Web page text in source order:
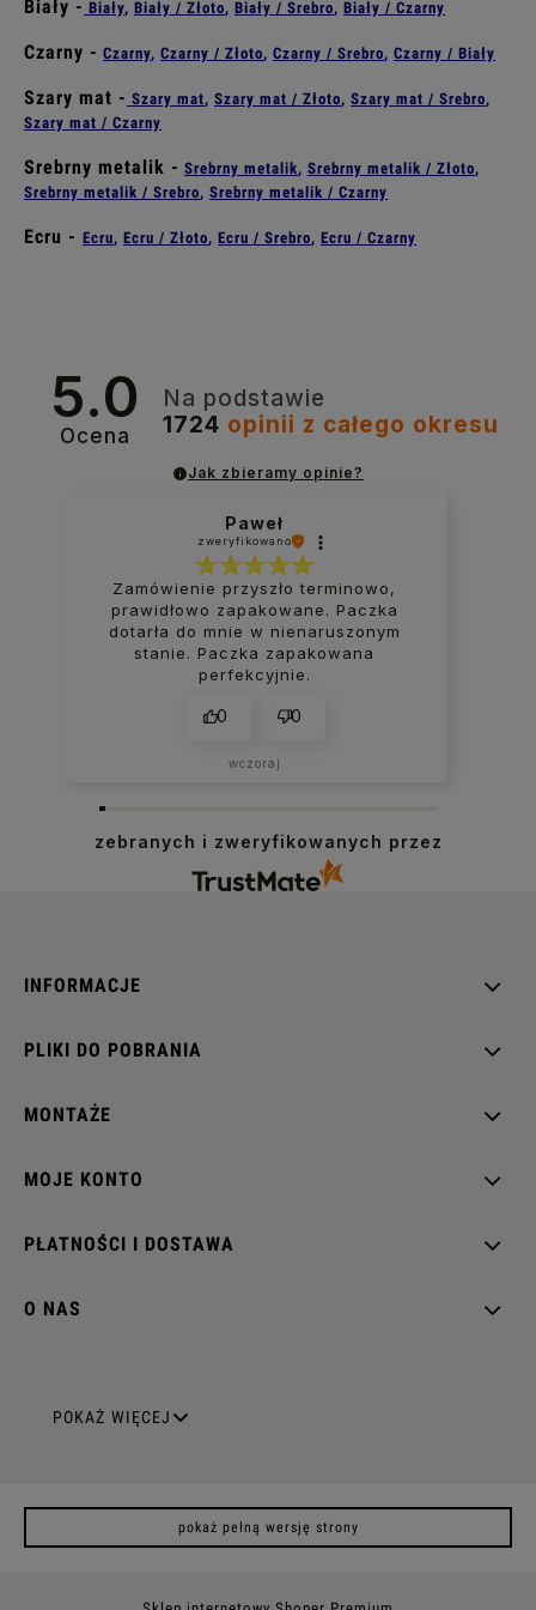
Biały - Biały, Biały / Złoto, Biały / Srebro, Biały / Czarny
Czarny - Czarny, Czarny / Złoto, Czarny / Srebro, Czarny / Biały
Szary mat - Szary mat, Szary mat / Złoto, Szary mat / Srebro,
Szary mat / Czarny
Srebrny metalik - Srebrny metalik, Srebrny metalik / Złoto,
Srebrny metalik / Srebro, Srebrny metalik / Czarny
Ecru - Ecru, Ecru / Złoto, Ecru / Srebro, Ecru / Czarny
5.0
Ocena
Na podstawie
1724 opinii z całego okresu
Jak zbieramy opinie?
Paweł
zweryfikowano
Zamówienie przyszło terminowo,
prawidłowo zapakowane. Paczka
dotarła do mnie w nienaruszonym
stanie. Paczka zapakowana
perfekcyjnie.
0 0
wczoraj
zebranych i zweryfikowanych przez
INFORMACJE
PLIKI DO POBRANIA
MONTAŻE
MOJE KONTO
PŁATNOŚCI I DOSTAWA
O NAS
GNIAZDA ELEKTRYCZNE
Gniazda podwójne z uziemieniem
POKAŻ WIĘCEJ
pokaż pełną wersję strony